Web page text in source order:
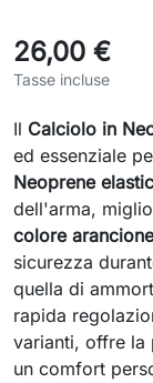
26,00 €
Tasse incluse
Il Calciolo in
ed essenziale
Neoprene
dell'arma,
colore
sicurezza
quella di
rapida
varianti, offre la
un comfort